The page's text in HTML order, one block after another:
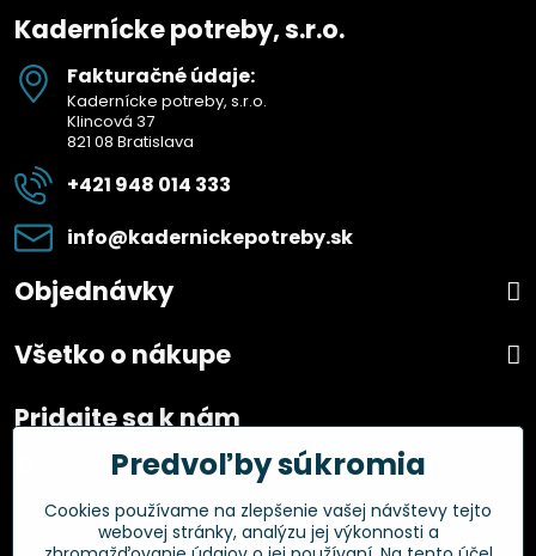
Kadernícke potreby, s.r.o.
Fakturačné údaje:
Kadernícke potreby, s.r.o.
Klincová 37
821 08 Bratislava
+421 948 014 333
info​@kadernickepotreby​.sk
Objednávky
Všetko o nákupe
Pridajte sa k nám
FacebookPredvoľby súkromia
Cookies používame na zlepšenie vašej návštevy tejto
webovej stránky, analýzu jej výkonnosti a